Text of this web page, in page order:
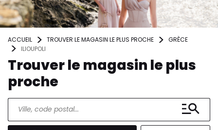
ACCUEIL TROUVER LE MAGASIN LE PLUS PROCHE
GRÈCE
ILIOUPOLI
Trouver le magasin le plus
proche